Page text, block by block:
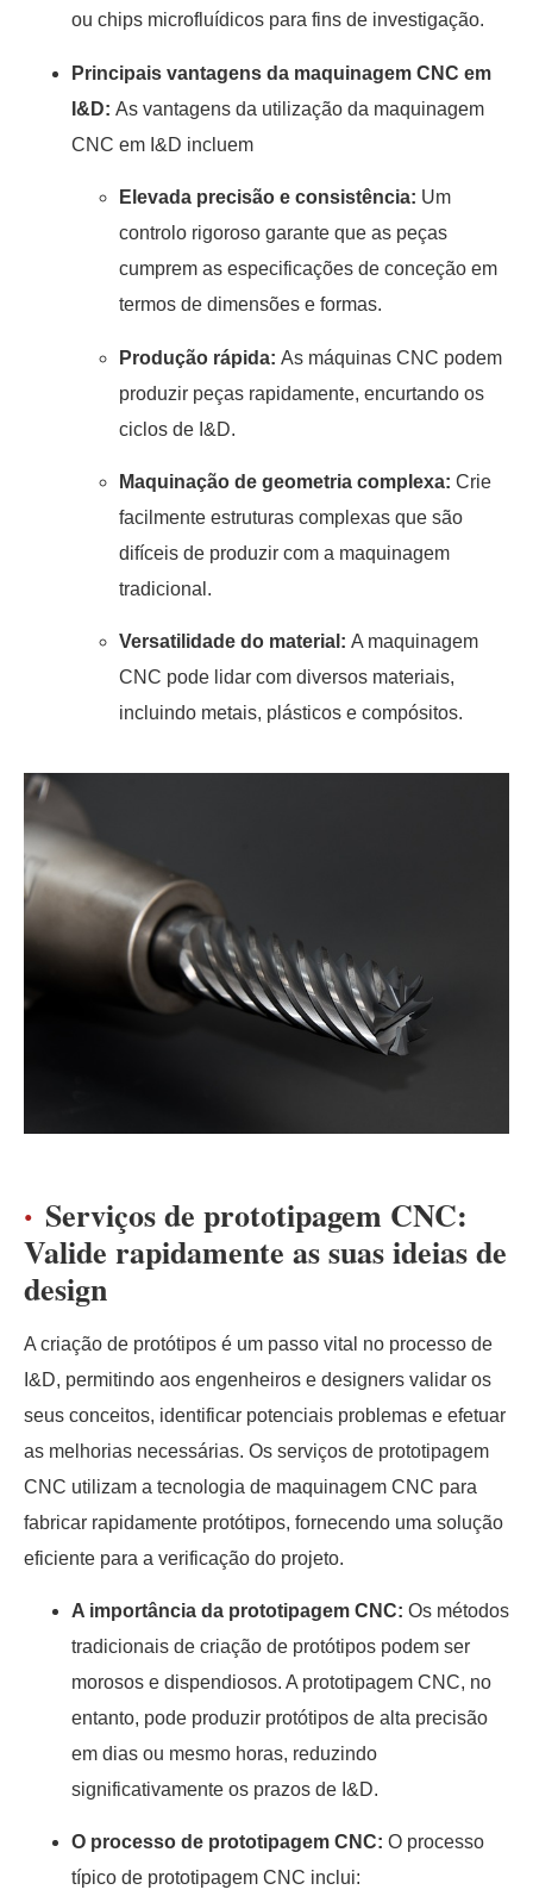
ou chips microfluídicos para fins de investigação.
Principais vantagens da maquinagem CNC em
I&D: As vantagens da utilização da maquinagem
CNC em I&D incluem
Elevada precisão e consistência: Um
controlo rigoroso garante que as peças
cumprem as especificações de conceção em
termos de dimensões e formas.
Produção rápida: As máquinas CNC podem
produzir peças rapidamente, encurtando os
ciclos de I&D.
Maquinação de geometria complexa: Crie
facilmente estruturas complexas que são
difíceis de produzir com a maquinagem
tradicional.
Versatilidade do material: A maquinagem
CNC pode lidar com diversos materiais,
incluindo metais, plásticos e compósitos.
Serviços de prototipagem CNC:
Valide rapidamente as suas ideias de
design
A criação de protótipos é um passo vital no processo de
I&D, permitindo aos engenheiros e designers validar os
seus conceitos, identificar potenciais problemas e efetuar
as melhorias necessárias. Os serviços de prototipagem
CNC utilizam a tecnologia de maquinagem CNC para
fabricar rapidamente protótipos, fornecendo uma solução
eficiente para a verificação do projeto.
A importância da prototipagem CNC: Os métodos
tradicionais de criação de protótipos podem ser
morosos e dispendiosos. A prototipagem CNC, no
entanto, pode produzir protótipos de alta precisão
em dias ou mesmo horas, reduzindo
significativamente os prazos de I&D.
O processo de prototipagem CNC: O processo
típico de prototipagem CNC inclui: